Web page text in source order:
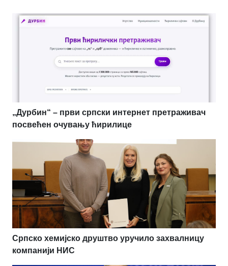
„Дурбин“ – први српски интернет претраживач
посвећен очувању ћирилице
Српско хемијско друштво уручило захвалницу
компанији НИС